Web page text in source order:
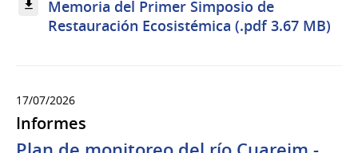
Memoria del Primer Simposio de
Restauración Ecosistémica (.pdf 3.67 MB)
17/07/2026
Informes